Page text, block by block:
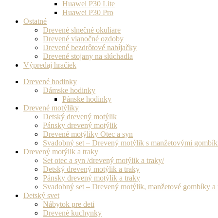
Huawei P30 Lite
Huawei P30 Pro
Ostatné
Drevené slnečné okuliare
Drevené vianočné ozdoby
Drevené bezdrôtové nabíjačky
Drevené stojany na slúchadla
Výpredaj hračiek
Drevené hodinky
Dámske hodinky
Pánske hodinky
Drevené motýliky
Detský drevený motýlik
Pánsky drevený motýlik
Drevené motýliky Otec a syn
Svadobný set – Drevený motýlik s manžetovými
Drevený motýlik a traky
Set otec a syn /drevený motýlik a traky/
Detský drevený motýlik a traky
Pánsky drevený motýlik a traky
Svadobný set – Drevený motýlik, manžetové gombíky a
Detský svet
Nábytok pre deti
Drevené kuchynky